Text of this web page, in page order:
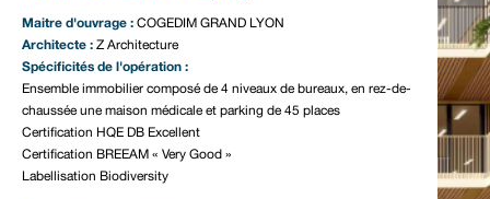
Maitre d'ouvrage : COGEDIM GRAND LYON
Architecte : Z Architecture
Spécificités de l'opération :
Ensemble immobilier composé de 4 niveaux de bureaux, en rez-de-
chaussée une maison médicale et parking de 45 places
Certification HQE DB Excellent
Certification BREEAM « Very Good »
Labellisation Biodiversity
Accueil
Notre entreprise
Nos références